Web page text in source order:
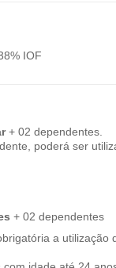
IOF
+ 02 dependentes.
poderá ser
+ 02 dependentes
a utilização